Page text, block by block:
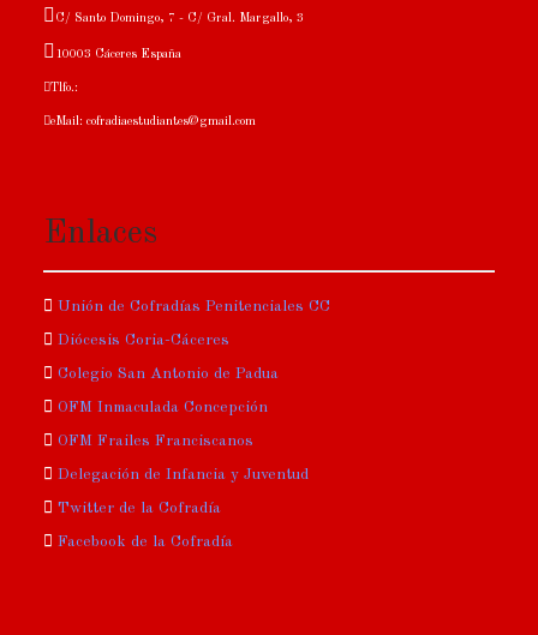
C/ Santo Domingo, 7 - C/ Gral. Margallo, 3
10003 Cáceres España
Tlfo.:
eMail: cofradiaestudiantes@gmail.com
Enlaces
Unión de Cofradías Penitenciales CC
Diócesis Coria-Cáceres
Colegio San Antonio de Padua
OFM Inmaculada Concepción
OFM Frailes Franciscanos
Delegación de Infancia y Juventud
Twitter de la Cofradía
Facebook de la Cofradía